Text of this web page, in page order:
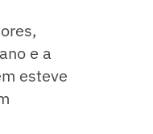
e a
esteve